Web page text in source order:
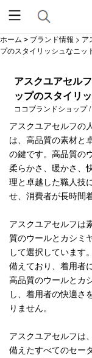
ホーム > ブランド情報 > ア
プのスタイリッシュなニッ
アスクユアセル
ップのスタイリ
ココブランドショップ
アスクユアセルフの
は、高品質の素材と
の鍵です。高品質の
柔らかさ、暖かさ、
理と卓越した職人技
せ、消費者が長時間
アスクユアセルフは
質のウールとカシミ
して選択しています
備えており、着用者
高品質のウールとカ
し、着用者の快適さ
りません。
アスクユアセルフは
備えたすべてのセー